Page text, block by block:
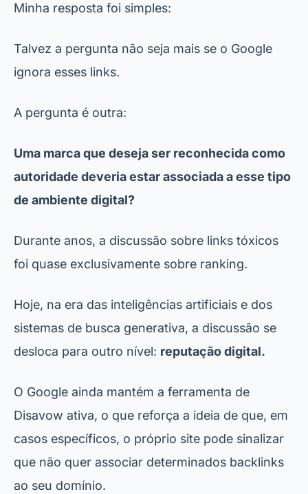
Minha resposta foi simples:
Talvez a pergunta não seja mais se o Google
ignora esses links.
A pergunta é outra:
Uma marca que deseja ser reconhecida como
autoridade deveria estar associada a esse tipo
de ambiente digital?
Durante anos, a discussão sobre links tóxicos
foi quase exclusivamente sobre ranking.
Hoje, na era das inteligências artificiais e dos
sistemas de busca generativa, a discussão se
desloca para outro nível: reputação digital.
O Google ainda mantém a ferramenta de
Disavow ativa, o que reforça a ideia de que, em
casos específicos, o próprio site pode sinalizar
que não quer associar determinados backlinks
ao seu domínio.